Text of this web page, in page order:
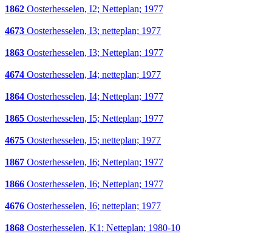
1862 Oosterhesselen, I2; Netteplan; 1977
4673 Oosterhesselen, I3; netteplan; 1977
1863 Oosterhesselen, I3; Netteplan; 1977
4674 Oosterhesselen, I4; netteplan; 1977
1864 Oosterhesselen, I4; Netteplan; 1977
1865 Oosterhesselen, I5; Netteplan; 1977
4675 Oosterhesselen, I5; netteplan; 1977
1867 Oosterhesselen, I6; Netteplan; 1977
1866 Oosterhesselen, I6; Netteplan; 1977
4676 Oosterhesselen, I6; netteplan; 1977
1868 Oosterhesselen, K1; Netteplan; 1980-10